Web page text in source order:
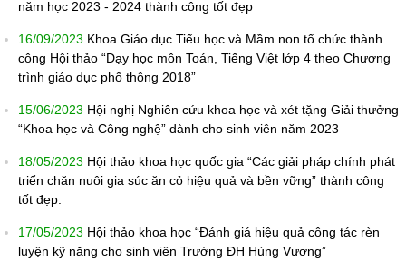
năm học 2023 - 2024 thành công tốt đẹp
16/09/2023 Khoa Giáo dục Tiểu học và Mầm non tổ chức thành
công Hội thảo “Dạy học môn Toán, Tiếng Việt lớp 4 theo Chương
trình giáo dục phổ thông 2018”
15/06/2023 Hội nghị Nghiên cứu khoa học và xét tặng Giải thưởng
“Khoa học và Công nghệ” dành cho sinh viên năm 2023
18/05/2023 Hội thảo khoa học quốc gia “Các giải pháp chính phát
triển chăn nuôi gia súc ăn cỏ hiệu quả và bền vững” thành công
tốt đẹp.
17/05/2023 Hội thảo khoa học “Đánh giá hiệu quả công tác rèn
luyện kỹ năng cho sinh viên Trường ĐH Hùng Vương”